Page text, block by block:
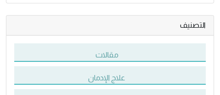
التصنيف
مقالات
علاج الإدمان